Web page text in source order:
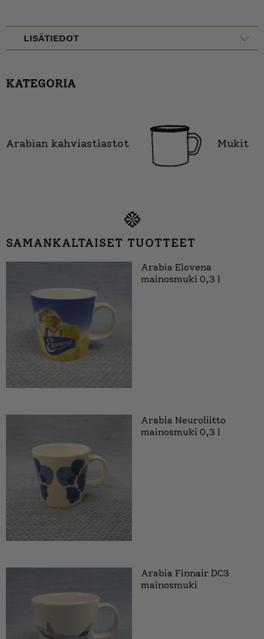
LISÄTIEDOT
KATEGORIA
Arabian kahviastiastot Mukit
SAMANKALTAISET TUOTTEET
Arabia Elovena
mainosmuki 0,3 l
Arabia Neuroliitto
mainosmuki 0,3 l
Arabia Finnair DC3
mainosmuki